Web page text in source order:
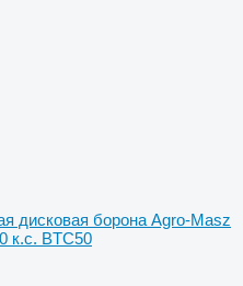
дисковая борона Agro-Masz
к.с. BTC50